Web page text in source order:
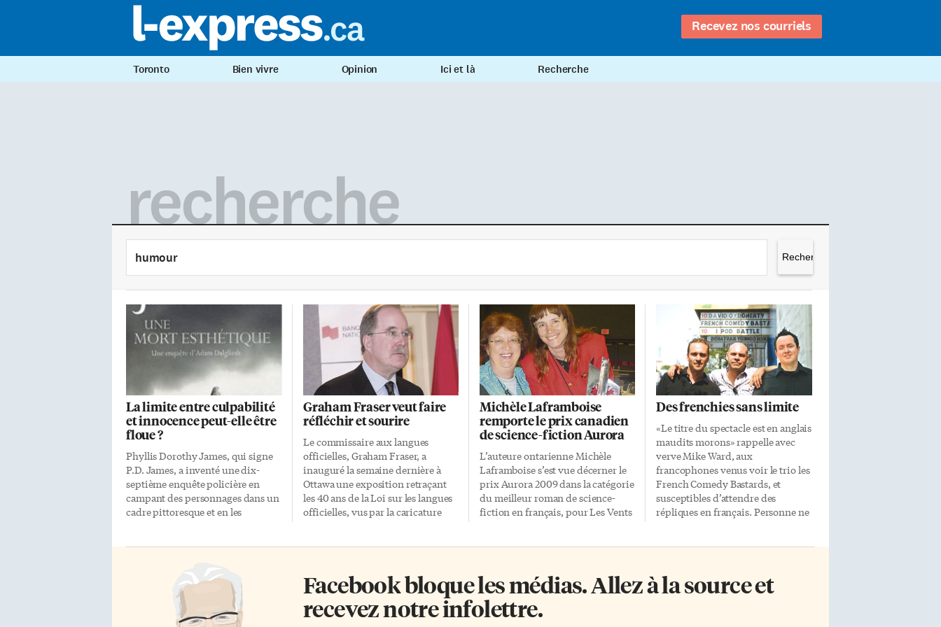
Recevez nos courriels
Toronto Bien vivre Opinion Ici et là Recherche
recherche
La limite entre culpabilité
et innocence peut-elle être
floue ?
Phyllis Dorothy James, qui signe
P.D. James, a inventé une dix-
septième enquête policière en
campant des personnages dans un
cadre pittoresque et en les
occupe une place de choix dans
Une mort esthétique, tout comme
les réflexions sur la structure
sociale britannique, la nature
humaine et, surtout, la limite floue
Graham Fraser veut faire
réfléchir et sourire
Le commissaire aux langues
officielles, Graham Fraser, a
inauguré la semaine dernière à
Ottawa une exposition retraçant
les 40 ans de la Loi sur les langues
officielles, vus par la caricature
canadien et de souligner cet
important anniversaire. En les
présentant au public, j’espère
Michèle Laframboise
remporte le prix canadien
de science-fiction Aurora
L’auteure ontarienne Michèle
Laframboise s’est vue décerner le
prix Aurora 2009 dans la catégorie
du meilleur roman de science-
fiction en français, pour Les Vents
soir dernier au Palais des congrès
de Montréal, lors du congrès
Anticipation 2009. Ce congrès
Des frenchies sans limite
«Le titre du spectacle est en anglais
maudits morons» rappelle avec
verve Mike Ward, aux
francophones venus voir le trio les
French Comedy Bastards, et
susceptibles d’attendre des
répliques en français. Personne ne
Second City. Des thèmes variés
agrémentés de chutes parfois à la
Facebook bloque les médias. Allez à la source et
recevez notre infolettre.